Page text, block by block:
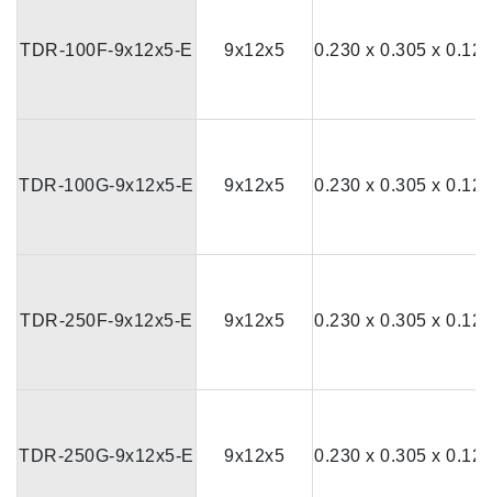
TDR-100F-9x12x5-E 9x12x5 0.230 x 0.305 x 0.127
TDR-100G-9x12x5-E 9x12x5 0.230 x 0.305 x 0.127
TDR-250F-9x12x5-E 9x12x5 0.230 x 0.305 x 0.127
TDR-250G-9x12x5-E 9x12x5 0.230 x 0.305 x 0.127